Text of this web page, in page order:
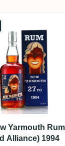
New
Yarmouth
Alliance) 1994